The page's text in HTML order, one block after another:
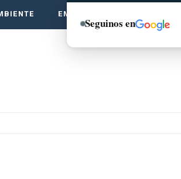
EMPRENDE VERDE
Seguinos en